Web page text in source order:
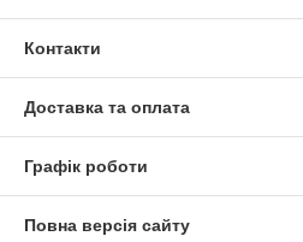
Контакти
Доставка та оплата
Графік роботи
Повна версія сайту